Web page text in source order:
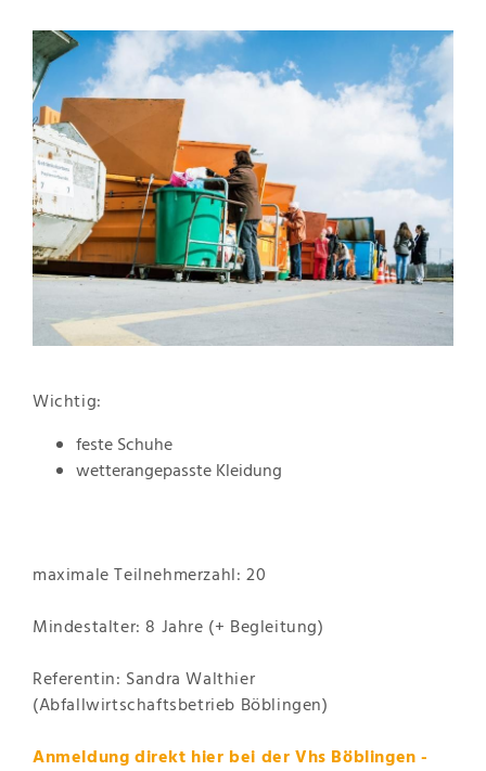
Wichtig:
feste Schuhe
wetterangepasste Kleidung
maximale Teilnehmerzahl: 20
Mindestalter: 8 Jahre (+ Begleitung)
Referentin: Sandra Walthier
(Abfallwirtschaftsbetrieb Böblingen)
Anmeldung direkt hier bei der Vhs Böblingen -